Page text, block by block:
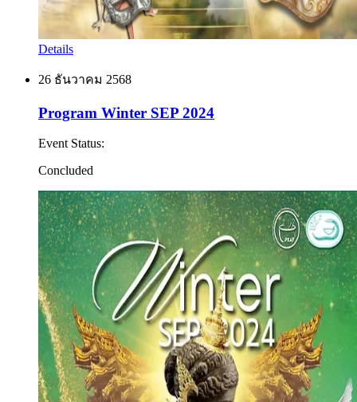
Details
26 ธันวาคม 2568
Program Winter SEP 2024
Event Status:
Concluded